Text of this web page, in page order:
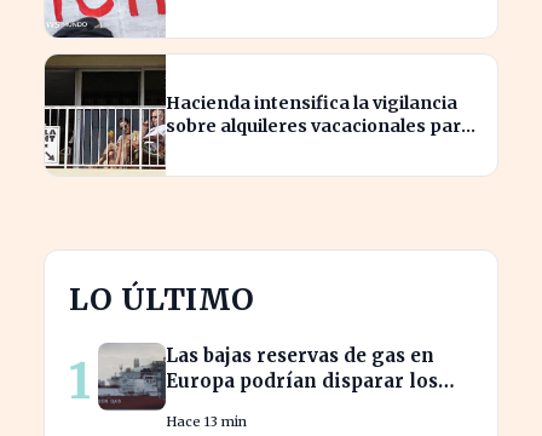
económica
Hacienda intensifica la vigilancia
sobre alquileres vacacionales para
LO ÚLTIMO
1
Las bajas reservas de gas en
Europa podrían disparar los
Hace 13 min